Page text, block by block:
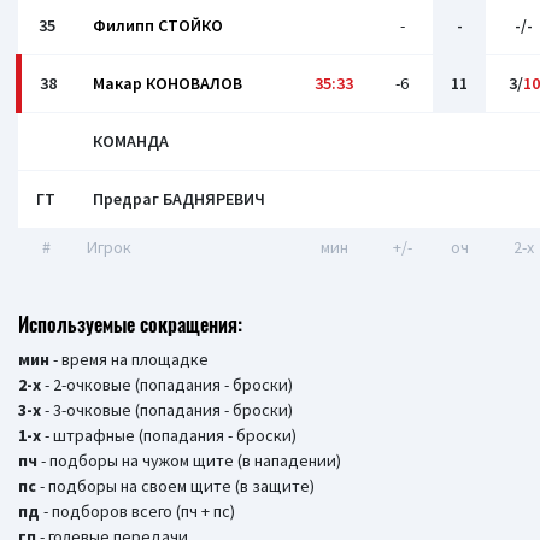
35 Филипп СТОЙКО - - -/-
38 Макар КОНОВАЛОВ 35:33 -6 11 3/10
КОМАНДА
ГТ Предраг БАДНЯРЕВИЧ
# Игрок мин +/- оч 2-x
Используемые сокращения:
мин - время на площадке
2-х- 2-очковые (попадания - броски)
3-х- 3-очковые (попадания - броски)
1-х- штрафные (попадания - броски)
пч - подборы на чужом щите (в нападении)
пс- подборы на своем щите (в защите)
пд - подборов всего (пч + пс)